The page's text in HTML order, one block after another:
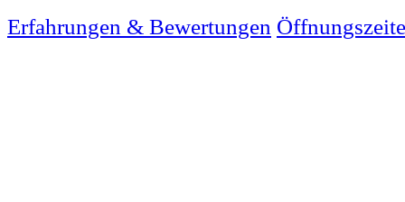
Erfahrungen & Bewertungen